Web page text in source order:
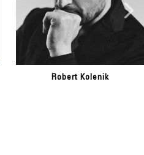
Robert Kolenik